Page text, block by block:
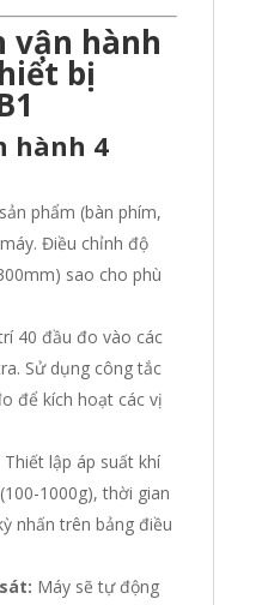
vận hành
bị
hành 4
phẩm (bàn phím,
Điều chỉnh độ
sao cho phù
40 đầu đo vào các
Sử dụng công tắc
để kích hoạt các vị
Thiết lập áp suất khí
1000g), thời gian
nhấn trên bảng điều
Máy sẽ tự động